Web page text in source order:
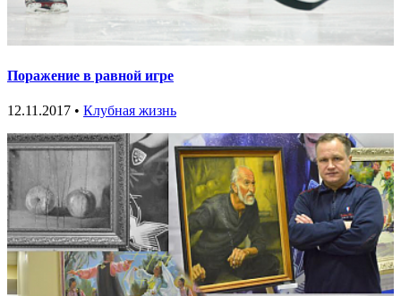
Поражение в равной игре
12.11.2017 • Клубная жизнь